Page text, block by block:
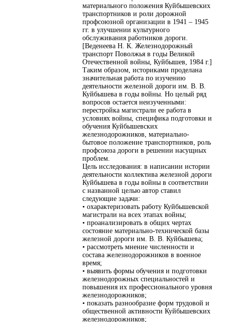
материального положения Куйбышевских
транспортников и роли дорожной
профсоюзной организации в 1941 – 1945
гг. в улучшении культурного
обслуживания работников дороги.
[Веденеева Н. К. Железнодорожный
транспорт Поволжья в годы Великой
Отечественной войны, Куйбышев, 1984 г.]
Таким образом, историками проделана
значительная работа по изучению
деятельности железной дороги им. В. В.
Куйбышева в годы войны. Но целый ряд
вопросов остается неизученными:
перестройка магистрали ее работа в
условиях войны, специфика подготовки и
обучения Куйбышевских
железнодорожников, материально-
бытовое положение транспортников, роль
профсоюза дороги в решении насущных
проблем.
Цель исследования: в написании истории
деятельности коллектива железной дороги
Куйбышева в годы войны в соответствии
с названной целью автор ставил
следующие задачи:
• охарактеризовать работу Куйбышевской
магистрали на всех этапах войны;
• проанализировать в общих чертах
состояние материально-технической базы
железной дороги им. В. В. Куйбышева;
• рассмотреть мнение численности и
состава железнодорожников в военное
время;
• выявить формы обучения и подготовки
железнодорожных специальностей и
повышения их профессионального уровня
железнодорожников;
• показать разнообразие форм трудовой и
общественной активности Куйбышевских
железнодорожников;